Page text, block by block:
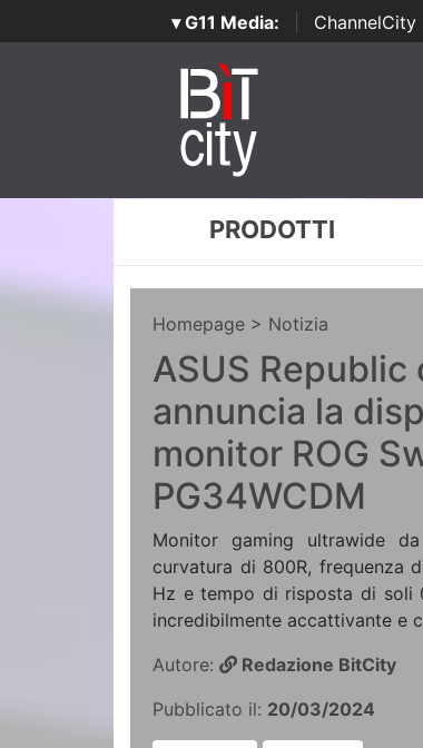
▾ G11 Media: ChannelCity
PRODOTTI
Homepage > Notizia
ASUS Republic
annuncia la
monitor ROG
PG34WCDM
Monitor gaming ultrawide
curvatura di 800R, frequenza
Hz e tempo di risposta di soli
incredibilmente accattivante e
Autore:
Redazione BitCity
Pubblicato il: 20/03/2024